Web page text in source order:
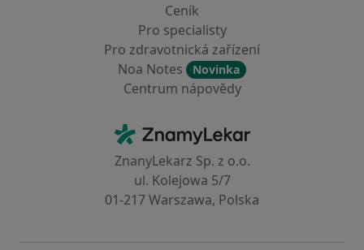
Ceník
Pro specialisty
Pro zdravotnická zařízení
Noa Notes
Novinka
Centrum nápovědy
ZnamyLekar - Hlavní stránka
ZnanyLekarz Sp. z o.o.
ul. Kolejowa 5/7
01-217 Warszawa, Polska